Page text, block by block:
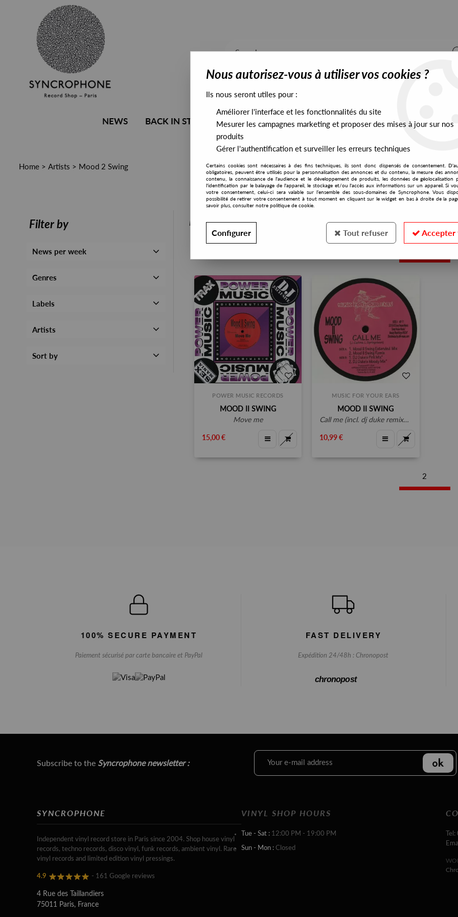
NEWS BACK IN STOCK ALL STOCK EXCLUSIVES PRESALES EXCLUSIVES
Home > Artists > Mood 2 Swing
Filter by
News per week
Genres
Labels
Artists
Sort by
PRESALES EXCLUSIVES
POWER MUSIC RECORDS
MOOD II SWING
move me
15,00 €
MUSIC FOR YOUR EARS
MOOD II SWING
call me (incl. dj duke remixes)
10,99 €
2
100% SECURE PAYMENT
Paiement sécurisé par carte bancaire et PayPal
FAST DELIVERY
Expédition 24/48h : Chronopost
chronopost
Subscribe to the Syncrophone newsletter :
SYNCROPHONE
Independent vinyl record store in Paris since 2004. Shop house vinyl
records, techno records, disco vinyl, funk records, ambient vinyl. Rare
vinyl records and limited edition vinyl pressings.
4.9 - 161 Google reviews
4 Rue des Taillandiers
75011 Paris, France
VINYL SHOP HOURS
Tue - Sat : 12:00 PM - 19:00 PM
Sun - Mon : Closed
Nous autorisez-vous à utiliser vos cookies ?
Ils nous seront utiles pour :
Améliorer l'interface et les fonctionnalités du site
Mesurer les campagnes marketing et proposer des mises à jour sur nos
produits
Gérer l'authentification et surveiller les erreurs techniques
Certains cookies sont nécessaires à des fins techniques, ils sont donc dispensés de consentement.
obligatoires, peuvent être utilisés pour la personnalisation des annonces et du contenu, la mesure des
contenu, la connaissance de l'audience et le développement de produits, les données de géolocalisation
l'identification par le balayage de l'appareil, le stockage et/ou l'accès aux informations sur un appareil. Si
votre consentement, celui-ci sera valable sur l’ensemble des sous-domaines de Syncrophone. Vous
possibilité de retirer votre consentement à tout moment en cliquant sur le widget en bas à droite de la
savoir plus, consulter notre politique de cookie.
Configurer Tout refuser Accepter